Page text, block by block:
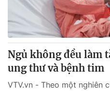
Sản phẩm
Thị trường
Tư vấn
Giao lưu trực tuyến
Lịch phát sóng
Chuyên mục khác
Emagazine
Ngủ không đều làm
ung thư và bệnh tim
VTV.vn - Theo một nghiên